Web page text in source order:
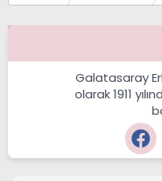
Galatasaray
olarak 1911